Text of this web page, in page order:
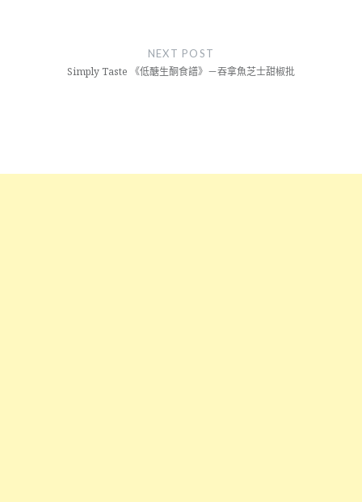
NEXT POST
Simply Taste 《低醣生酮食譜》－吞拿魚芝士甜椒批